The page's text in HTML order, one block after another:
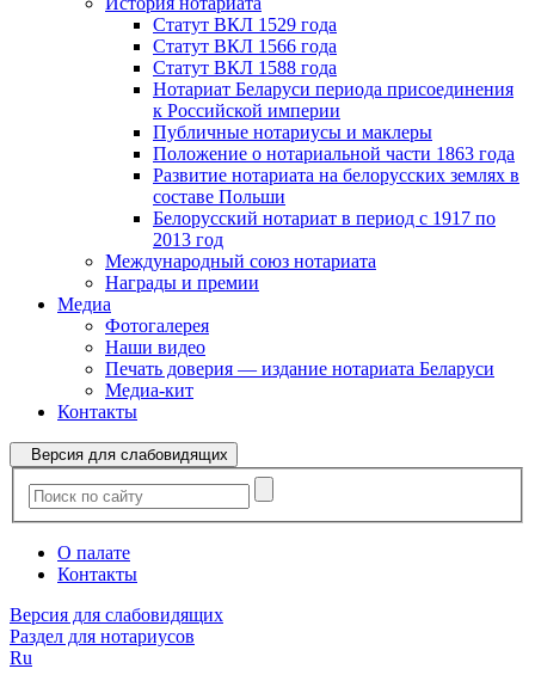
Статут ВКЛ 1529 года
Статут ВКЛ 1566 года
Статут ВКЛ 1588 года
Нотариат Беларуси периода присоединения
к Российской империи
Публичные нотариусы и маклеры
Положение о нотариальной части 1863 года
Развитие нотариата на белорусских землях в
составе Польши
Белорусский нотариат в период с 1917 по
2013 год
Международный союз нотариата
Награды и премии
Медиа
Фотогалерея
Наши видео
Печать доверия — издание нотариата Беларуси
Медиа-кит
Контакты
Версия для слабовидящих
О палате
Контакты
Версия для слабовидящих
Раздел для нотариусов
Ru